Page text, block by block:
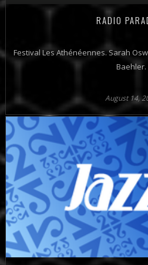
RADIO
Festival Les Athénéennes. Sarah
Baehler.
August 14,